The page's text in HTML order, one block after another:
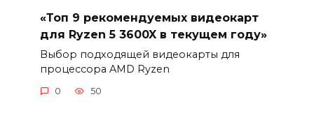
«Топ 9 рекомендуемых видеокарт
для Ryzen 5 3600X в текущем году»
Выбор подходящей видеокарты для
процессора AMD Ryzen
0 50